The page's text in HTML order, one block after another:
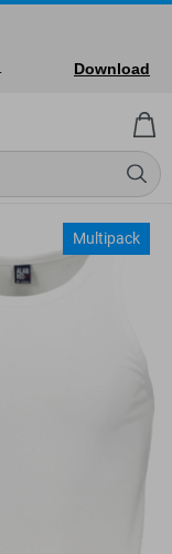
Multipack
Download